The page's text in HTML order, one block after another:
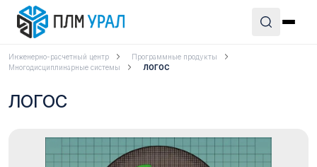
Инженерно-расчетный центр
Программные продукты
Многодисциплинарные системы
ЛОГОС
ЛОГОС